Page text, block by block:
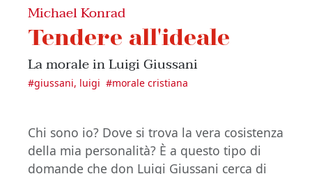
Michael Konrad
Tendere all'ideale
La morale in Luigi Giussani
#giussani, luigi #morale cristiana
Chi sono io? Dove si trova la vera cosistenza
della mia personalità? È a questo tipo di
domande che don Luigi Giussani cerca di